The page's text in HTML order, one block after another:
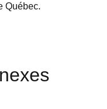
Québec.